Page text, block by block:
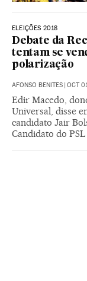
ELEIÇÕES 2018
Debate da
tentam se
polarização
AFONSO BENITES | OCT
Edir Macedo,
Universal, disse
candidato Jair
Candidato do